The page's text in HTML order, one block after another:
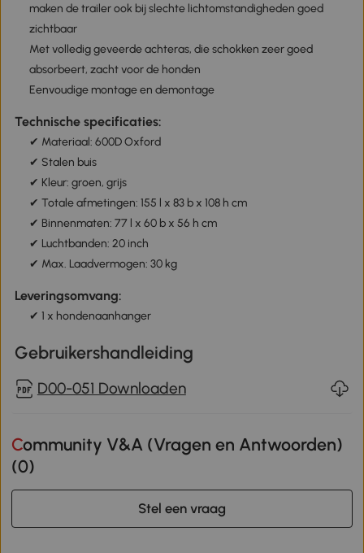
maken de trailer ook bij slechte lichtomstandigheden goed
zichtbaar
Met volledig geveerde achteras, die schokken zeer goed
absorbeert, zacht voor de honden
Eenvoudige montage en demontage
Technische specificaties:
✔ Materiaal: 600D Oxford
✔ Stalen buis
✔ Kleur: groen, grijs
✔ Totale afmetingen: 155 l x 83 b x 108 h cm
✔ Binnenmaten: 77 l x 60 b x 56 h cm
✔ Luchtbanden: 20 inch
✔ Max. Laadvermogen: 30 kg
Leveringsomvang:
✔ 1 x hondenaanhanger
Gebruikershandleiding
D00-051 Downloaden
Community V&A (Vragen en Antwoorden)
(0)
Stel een vraag